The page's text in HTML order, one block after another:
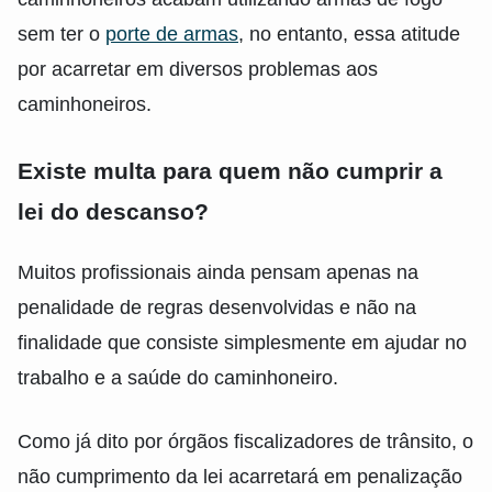
sem ter o porte de armas, no entanto, essa atitude
por acarretar em diversos problemas aos
caminhoneiros.
Existe multa para quem não cumprir a
lei do descanso?
Muitos profissionais ainda pensam apenas na
penalidade de regras desenvolvidas e não na
finalidade que consiste simplesmente em ajudar no
trabalho e a saúde do caminhoneiro.
Como já dito por órgãos fiscalizadores de trânsito, o
não cumprimento da lei acarretará em penalização